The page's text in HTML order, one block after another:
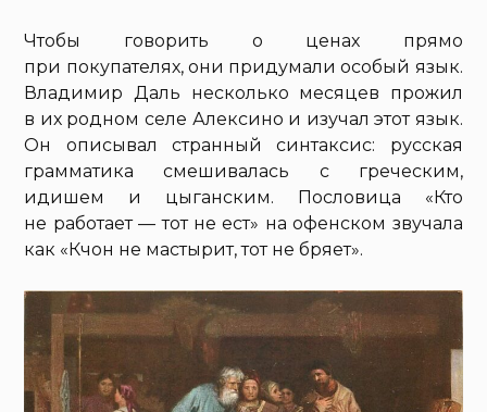
Чтобы говорить о ценах прямо
при покупателях, они придумали особый язык.
Владимир Даль несколько месяцев прожил
в их родном селе Алексино и изучал этот язык.
Он описывал странный синтаксис: русская
грамматика смешивалась с греческим,
идишем и цыганским. Пословица «Кто
не работает — тот не ест» на офенском звучала
как «Кчон не мастырит, тот не бряет».